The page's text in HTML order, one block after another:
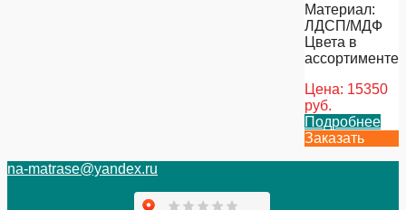
Материал:
ЛДСП/МДФ
Цвета в
ассортименте
Цена: 15350
руб.
Подробнее
Заказать
na-matrase@yandex.ru